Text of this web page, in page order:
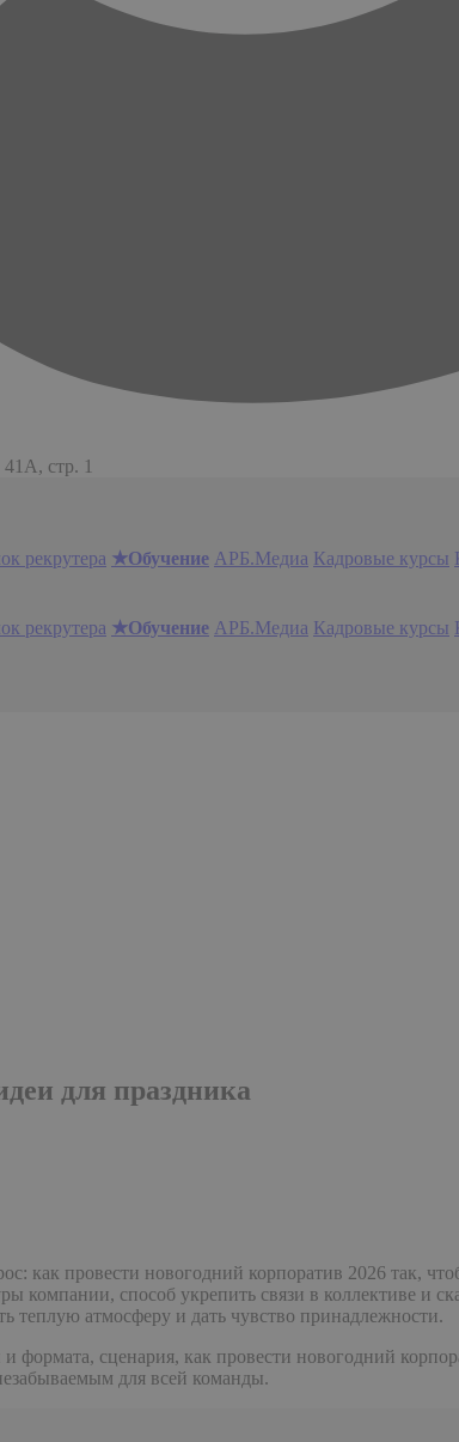
стр. 1
рекрутера ★Обучение АРБ.Медиа Кадровые курсы
рекрутера ★Обучение АРБ.Медиа Кадровые курсы
для праздника
как провести новогодний корпоратив 2026 так,
компании, способ укрепить связи в коллективе и
теплую атмосферу и дать чувство принадлежности.
сценария, как провести новогодний
для всей команды.